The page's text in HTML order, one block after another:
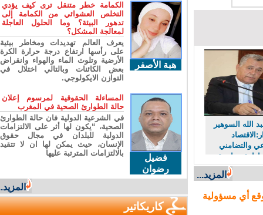
الله السوهير
والتضامني
سياسية
ومجتمعاًالمزيد...
أي مسؤولية
هبة الأصفر
الكمامة خطر متنقل ترى كيف يؤدي
التخلص العشوائي من الكمامة إلى
تدهور البيئة؟ وما الحلول العاجلة
لمعالجة المشكل؟
يعرف العالم تهديدات ومخاطر بيئية
على رأسها ارتفاع درجة حرارة الكرة
الأرضية وتلوث الماء والهواء وانقراض
بعض الكائنات وبالتالي اختلال في
التوازن الايكولوجي.
فضيل
رضوان
المساءلة الحقوقية لمرسوم إعلان
حالة الطوارئ الصحية في المغرب
في الشرعية الدولية فان حالة الطوارئ
الصحية، “يكون لها أثر على الالتزامات
الدولية للبلدان في مجال حقوق
الإنسان، حيث يمكن لها ان لا تتقيد
بالالتزامات المترتبة عليها
المزيد...
كاريكاتير